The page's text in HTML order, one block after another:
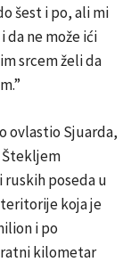
šest i po, ali mi
da ne može ići
srcem želi da
ovlastio Sjuarda,
Štekljem
poseda u
teritorije koja je
i po
kilometar